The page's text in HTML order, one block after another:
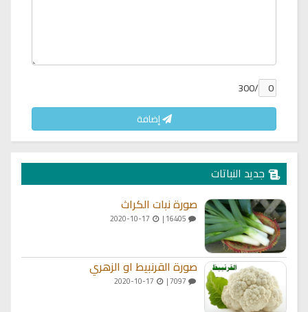
/300
إضافة
جديد النباتات
صورة نبات الكراث
صورة القرنبيط او الزهري